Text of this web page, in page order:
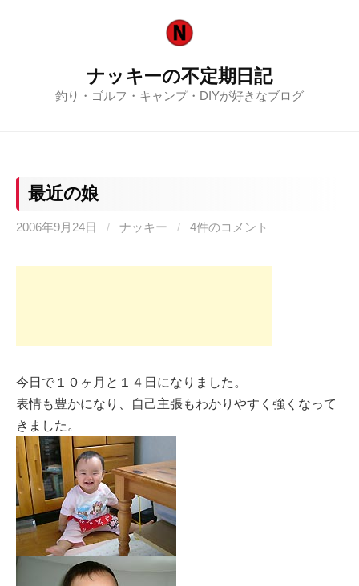
ナッキーの不定期日記
釣り・ゴルフ・キャンプ・DIYが好きなブログ
最近の娘
2006年9月24日 / ナッキー / 4件のコメント
今日で１０ヶ月と１４日になりました。
表情も豊かになり、自己主張もわかりやすく強くなって
きました。